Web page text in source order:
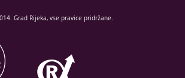
Grad Rijeka, vse pravice pridržane.